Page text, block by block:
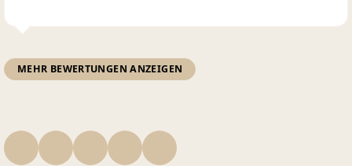
MEHR BEWERTUNGEN ANZEIGEN